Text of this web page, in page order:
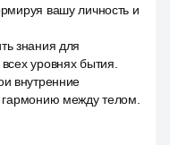
вашу личность и
знания для
уровнях бытия.
внутренние
гармонию между телом.